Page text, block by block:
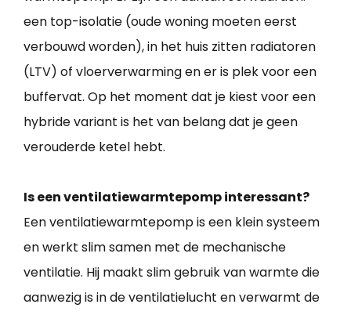
een top-isolatie (oude woning moeten eerst
verbouwd worden), in het huis zitten radiatoren
(LTV) of vloerverwarming en er is plek voor een
buffervat. Op het moment dat je kiest voor een
hybride variant is het van belang dat je geen
verouderde ketel hebt.
Is een ventilatiewarmtepomp interessant?
Een ventilatiewarmtepomp is een klein systeem
en werkt slim samen met de mechanische
ventilatie. Hij maakt slim gebruik van warmte die
aanwezig is in de ventilatielucht en verwarmt de